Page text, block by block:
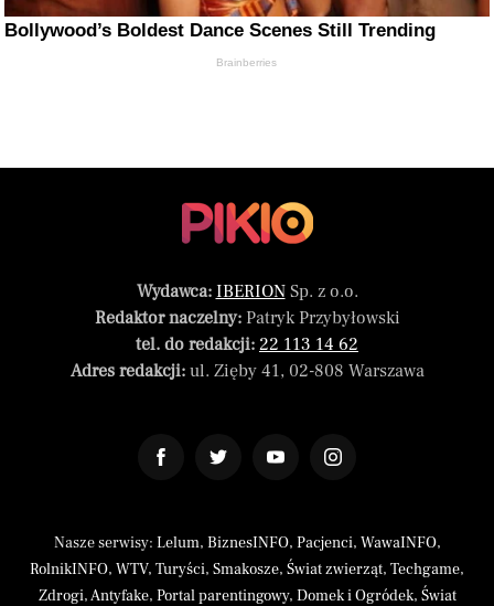
Bollywood’s Boldest Dance Scenes Still Trending
Brainberries
Wydawca: IBERIONSp. z o.o.
Redaktor naczelny:Patryk Przybyłowski
tel. do redakcji: 22 113 14 62
Adres redakcji:ul. Zięby 41, 02-808 Warszawa
Nasze serwisy: Lelum, BiznesINFO, Pacjenci, WawaINFO,
RolnikINFO, WTV, Turyści, Smakosze, Świat zwierząt, Techgame,
Zdrogi,Antyfake, Portal parentingowy, Domek i Ogródek, Świat